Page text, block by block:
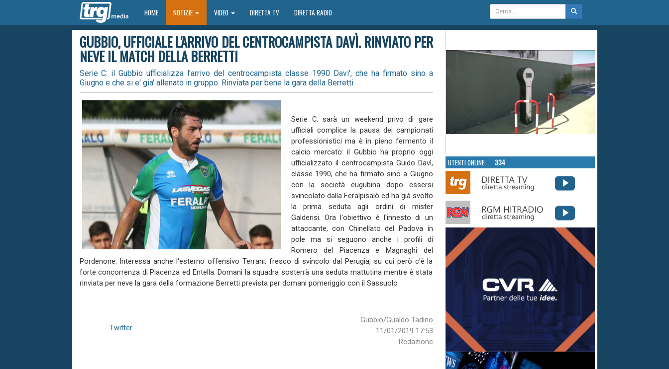
HOMEHOME NOTIZIE VIDEO DIRETTA TV DIRETTA RADIO
GUBBIO, UFFICIALE L'ARRIVO DEL CENTROCAMPISTA DAVÌ. RINVIATO PER
NEVE IL MATCH DELLA BERRETTI
Serie C: il Gubbio ufficializza l'arrivo del centrocampista classe 1990 Davi', che ha firmato sino a
Giugno e che si e' gia' allenato in gruppo. Rinviata per bene la gara della Berretti
Serie C: sarà un weekend privo di gare
ufficiali complice la pausa dei campionati
professionistici ma è in pieno fermento il
calcio mercato: il Gubbio ha proprio oggi
ufficializzato il centrocampista Guido Davì,
classe 1990, che ha firmato sino a Giugno
con la società eugubina dopo essersi
svincolato dalla Feralpisalò ed ha già svolto
la prima seduta agli ordini di mister
Galderisi. Ora l'obiettivo è l'innesto di un
attaccante, con Chinellato del Padova in
pole ma si seguono anche i profili di
Romero del Piacenza e Magnaghi del
Pordenone. Interessa anche l'esterno offensivo Terrani, fresco di svincolo dal Perugia, su cui però c'è la
forte concorrenza di Piacenza ed Entella. Domani la squadra sosterrà una seduta mattutina mentre è stata
rinviata per neve la gara della formazione Berretti prevista per domani pomeriggio con il Sassuolo
Gubbio/Gualdo Tadino
11/01/2019 17:53
Redazione
Twitter
UTENTI ONLINE: 334